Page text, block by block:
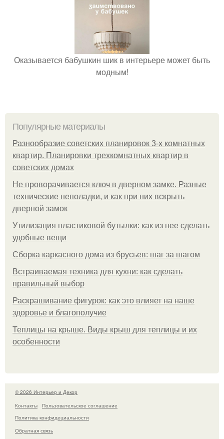
Оказывается бабушкин шик в интерьере может быть
модным!
Популярные материалы
Разнообразие советских планировок 3-х комнатных
квартир. Планировки трехкомнатных квартир в
советских домах
Не проворачивается ключ в дверном замке. Разные
технические неполадки, и как при них вскрыть
дверной замок
Утилизация пластиковой бутылки: как из нее сделать
удобные вещи
Сборка каркасного дома из брусьев: шаг за шагом
Встраиваемая техника для кухни: как сделать
правильный выбор
Раскрашивание фигурок: как это влияет на наше
здоровье и благополучие
Теплицы на крыше. Виды крыш для теплицы и их
особенности
© 2026 Интерьер и Декор
Контакты
Пользовательское соглашение
Политика конфидециальности
Обратная связь